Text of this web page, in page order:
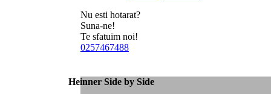
Nu esti hotarat?
Suna-ne!
Te sfatuim noi!
0257467488
Heinner Side by Side